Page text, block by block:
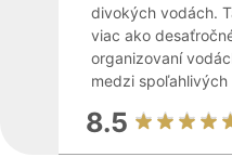
divokých vodách.
viac ako
organizovaní
medzi spoľahlivých
8.5